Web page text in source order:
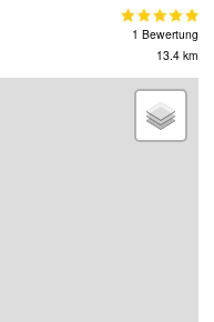
1 Bewertung
13.4 km